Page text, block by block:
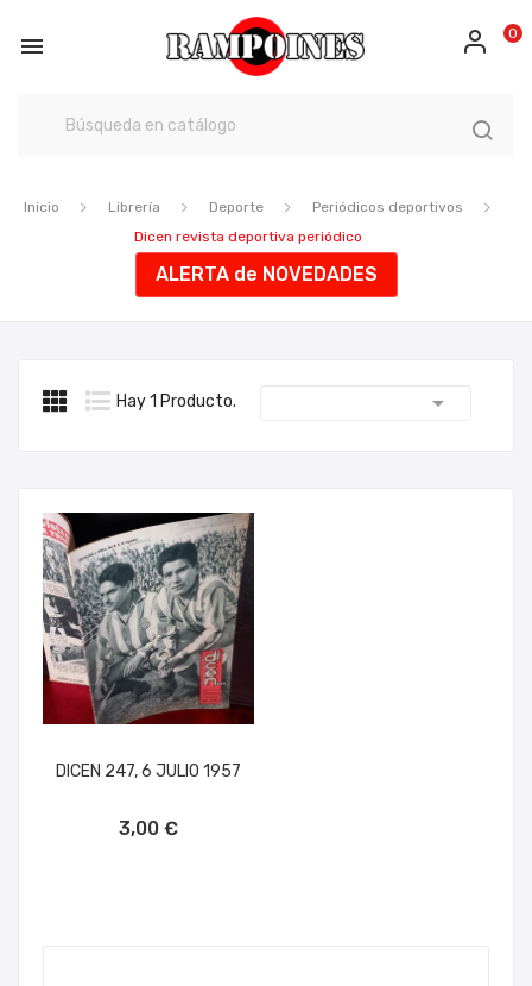
 0
Inicio Librería Deporte
Periódicos deportivos
Dicen revista deportiva periódico
ALERTA de NOVEDADES
Hay 1 Producto. 
DICEN 247, 6 JULIO 1957
3,00 €